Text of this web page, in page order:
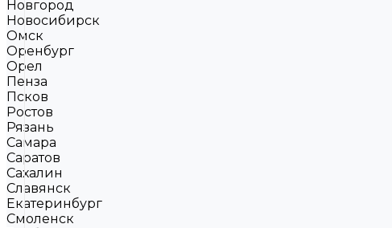
Новгород
Новосибирск
Омск
Оренбург
Орел
Пенза
Псков
Ростов
Рязань
Самара
Саратов
Сахалин
Славянск
Екатеринбург
Смоленск